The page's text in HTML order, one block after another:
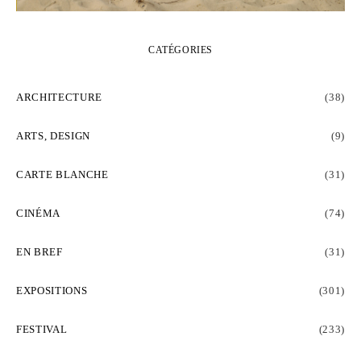
CATÉGORIES
ARCHITECTURE (38)
ARTS, DESIGN (9)
CARTE BLANCHE (31)
CINÉMA (74)
EN BREF (31)
EXPOSITIONS (301)
FESTIVAL (233)